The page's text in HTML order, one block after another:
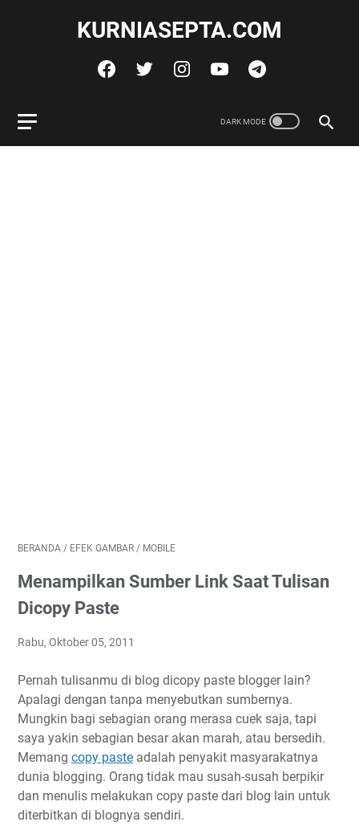
KURNIASEPTA.COM
BERANDA / EFEK GAMBAR / MOBILE
Menampilkan Sumber Link Saat Tulisan
Dicopy Paste
Rabu, Oktober 05, 2011
Pernah tulisanmu di blog dicopy paste blogger lain?
Apalagi dengan tanpa menyebutkan sumbernya.
Mungkin bagi sebagian orang merasa cuek saja, tapi
saya yakin sebagian besar akan marah, atau bersedih.
Memang copy paste adalah penyakit masyarakatnya
dunia blogging. Orang tidak mau susah-susah berpikir
dan menulis melakukan copy paste dari blog lain untuk
diterbitkan di blognya sendiri.